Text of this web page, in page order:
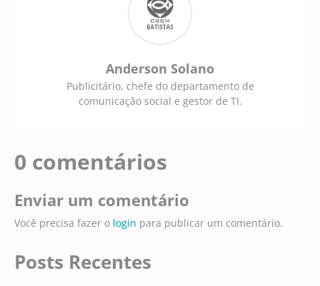
Publicitário, chefe do departamento de
comunicação social e gestor de TI.
Anderson Solano
0 comentários
Enviar um comentário
Você precisa fazer o login para publicar um comentário.
Posts Recentes